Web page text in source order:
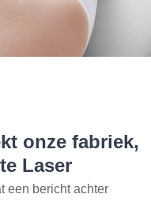
onze fabriek,
Laser
een bericht achter